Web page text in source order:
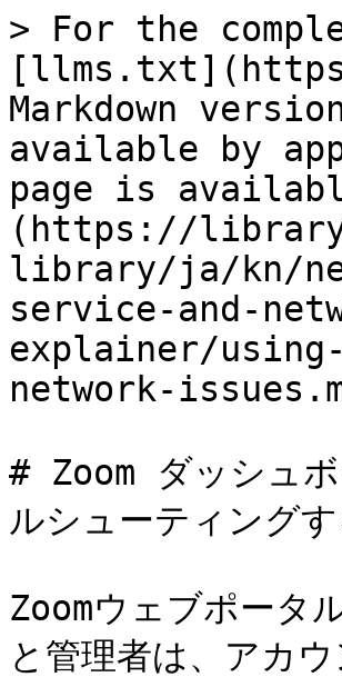
> For the
Markdown
available by
page is
(https://
library/ja/kn/
service-and-
explainer/
network-
# Zoom ダッシュ
ルシューティングす
Zoomウェブポータ
と管理者は、アカ